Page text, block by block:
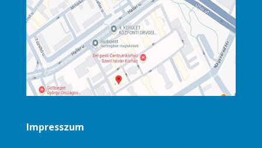
Impresszum